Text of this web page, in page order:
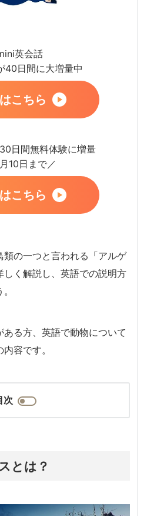
英会話
40日間に大増量中
こちら
日間無料体験に増量
10日まで／
こちら
の一つと言われる「アルゲ
しく解説し、英語での説明方
る方、英語で動物について
容です。
次
とは？